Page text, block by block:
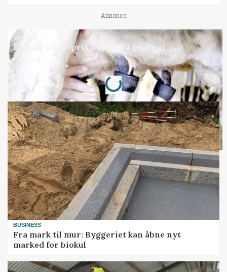
Annonce
MARKED
Russisk mælkepris dykker 23 procent
Annonce
Loading...
BUSINESS
Fra mark til mur: Byggeriet kan åbne nyt
marked for biokul